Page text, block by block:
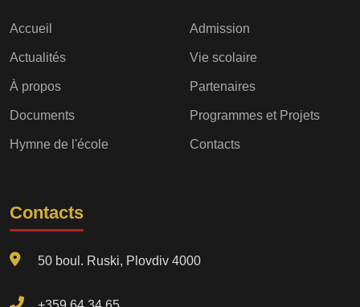
Accueil
Actualités
À propos
Documents
Hymne de l'école
Admission
Vie scolaire
Partenaires
Programmes et Projets
Contacts
Contacts
50 boul. Ruski, Plovdiv 4000